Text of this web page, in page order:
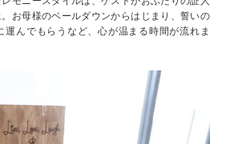
お母様のベールダウンからはじまり、誓いの
運んでもらうなど、心が温まる時間が流れま